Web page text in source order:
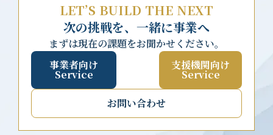
LET’S BUILD THE NEXT
次の挑戦を、一緒に事業へ
まずは現在の課題をお聞かせください。
事業者向け
Service
支援機関向け
Service
お問い合わせ